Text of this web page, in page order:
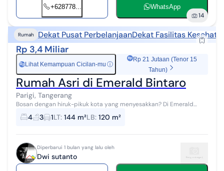
+628778... WhatsApp
14
Rumah Dekat Pusat PerbelanjaanDekat Fasilitas
Rp 3,4 Miliar
Rp Lihat Kemampuan Cicilan-mu ⓘ
Rp 21 Jutaan (Tenor 15
Tahun)
Rumah Asri di Emerald Bintaro
Parigi, Tangerang
Bosan dengan hiruk-pikuk kota yang menyesakkan? Di Emerald
Bintaro, kami mengembalikan arti "rumah" yang sesungguhnya.
Nikmati hunian dengan konse...
4 3 1LT: 144 m²LB: 120 m²
Diperbarui 1 bulan yang lalu oleh
Dwi sutanto